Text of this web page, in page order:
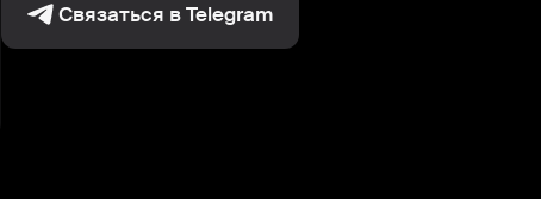
Связаться в Telegram